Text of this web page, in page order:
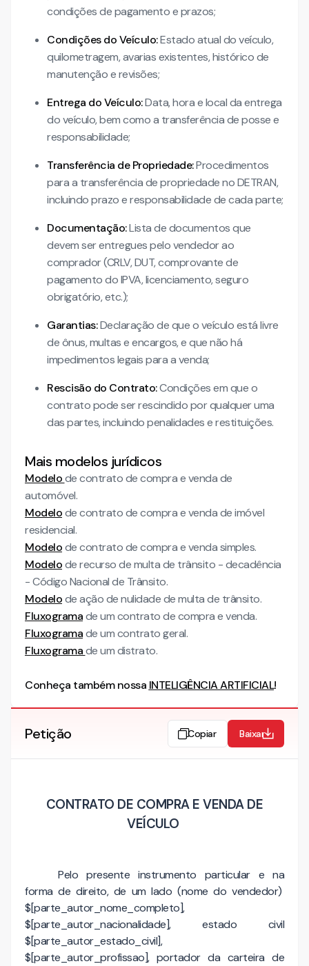
condições de pagamento e prazos;
Condições do Veículo:Estado atual do veículo,
quilometragem, avarias existentes, histórico de
manutenção e revisões;
Entrega do Veículo:Data, hora e local da entrega
do veículo, bem como a transferência de posse e
responsabilidade;
Transferência de Propriedade:Procedimentos
para a transferência de propriedade no DETRAN,
incluindo prazo e responsabilidade de cada parte;
Documentação:Lista de documentos que
devem ser entregues pelo vendedor ao
comprador (CRLV, DUT, comprovante de
pagamento do IPVA, licenciamento, seguro
obrigatório, etc.);
Garantias:Declaração de que o veículo está livre
de ônus, multas e encargos, e que não há
impedimentos legais para a venda;
Rescisão do Contrato:Condições em que o
contrato pode ser rescindido por qualquer uma
das partes, incluindo penalidades e restituições.
Mais modelos jurídicos
Modelode contrato de compra e venda de
automóvel.
Modelode contrato de compra e venda de imóvel
residencial.
Modelode contrato de compra e venda simples.
Modelode recurso de multa de trânsito - decadência
- Código Nacional de Trânsito.
Modelode ação de nulidade de multa de trânsito.
Fluxogramade um contrato de compra e venda.
Fluxogramade um contrato geral.
Fluxogramade um distrato.
Conheça também nossa INTELIGÊNCIA ARTIFICIAL!
Petição Copiar Baixar
CONTRATO DE COMPRA E VENDA DE
VEÍCULO
Pelo presente instrumento particular e na
forma de direito, de um lado (nome do vendedor)
$[parte_autor_nome_completo],
$[parte_autor_nacionalidade], estado civil
$[parte_autor_estado_civil],
$[parte_autor_profissao], portador da carteira de